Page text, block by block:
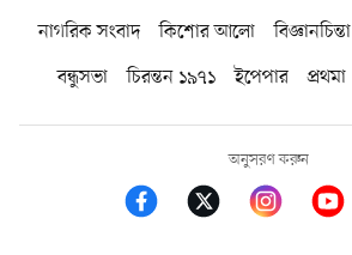
নাগরিক সংবাদ কিশোর আলো বিজ্ঞানচিন্তা
বন্ধুসভা
চিরন্তন ১৯৭১ ইপেপার প্রথমা
অনুসরণ করুন